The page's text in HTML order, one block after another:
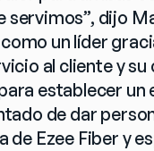
servimos”, dijo
un líder
al cliente y
establecer un
de dar
de Ezee Fiber y